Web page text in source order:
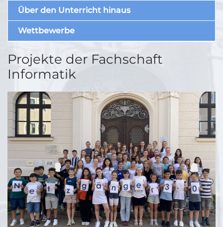
Über den Unterricht hinaus
Wettbewerbe
Projekte der Fachschaft
Informatik